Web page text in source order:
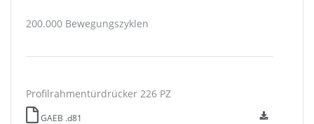
200.000 Bewegungszyklen
Profilrahmentürdrücker 226 PZ
GAEB .d81